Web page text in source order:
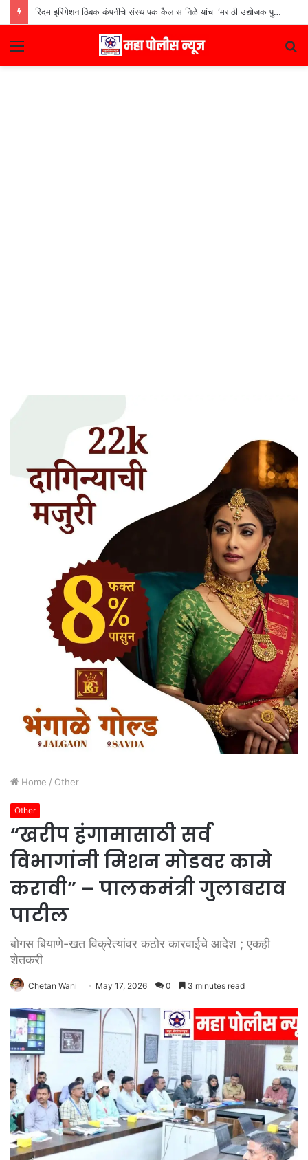
रिदम इरिगेशन ठिबक कंपनीचे संस्थापक कैलास निळे यांचा ‘मराठी उद्योजक पुरस्कार
Menu
Home / Other
Other
“खरीप हंगामासाठी सर्व
विभागांनी मिशन मोडवर कामे
करावी” – पालकमंत्री गुलाबराव
पाटील
बोगस बियाणे-खत विक्रेत्यांवर कठोर कारवाईचे आदेश ; एकही
शेतकरी
Chetan Wani May 17, 2026 0 3 minutes read